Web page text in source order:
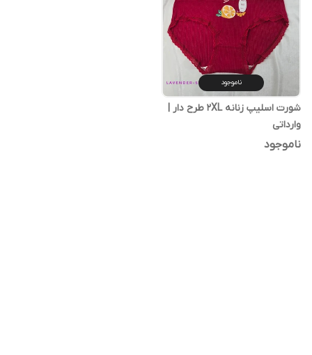
ناموجود
شورت اسلیپ زنانه 2XL طرح دار |
وارداتی
ناموجود